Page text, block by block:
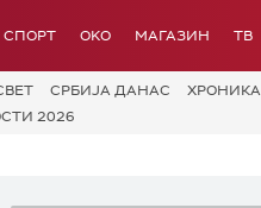
СПОРТ OKO МАГАЗИН ТВ
СРБИЈА ДАНАС ХРОНИКА
2026